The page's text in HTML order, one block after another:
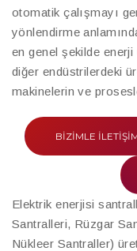
otomatik çalışmayı
yönlendirme
en genel şekilde
diğer endüstrilerdeki
makinelerin ve
BIZIMLE
Elektrik enerjisi
Santralleri, Rüzgar
Nükleer Santraller)